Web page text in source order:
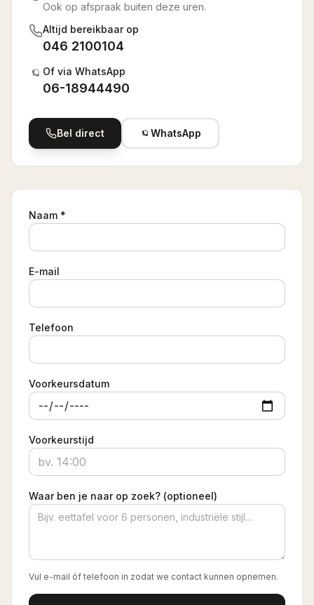
Ook op afspraak buiten deze uren.
Altijd bereikbaar op
046 2100104
Of via WhatsApp
06-18944490
Bel direct WhatsApp
Naam *
E-mail
Telefoon
Voorkeursdatum
Voorkeurstijd
Waar ben je naar op zoek? (optioneel)
Vul e-mail óf telefoon in zodat we contact kunnen opnemen.